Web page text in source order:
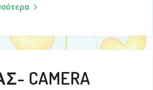
CAMERA